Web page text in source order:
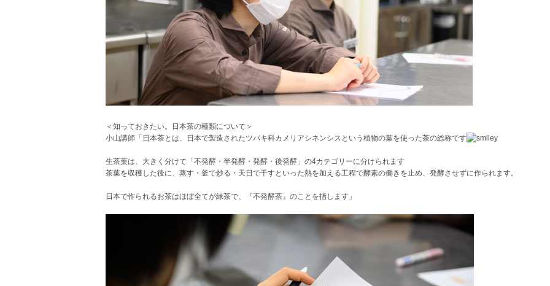
＜知っておきたい。日本茶の種類について＞
小山講師「日本茶とは、日本で製造されたツバキ科カメリアシネンシスという植物の葉を使った茶の総称です
生茶葉は、大きく分けて「不発酵・半発酵・発酵・後発酵」の4カテゴリーに分けられます
茶葉を収穫した後に、蒸す・釜で炒る・天日で干すといった熱を加える工程で酵素の働きを止め、発酵させずに作られます。
日本で作られるお茶はほぼ全てが緑茶で、『不発酵茶』のことを指します 」